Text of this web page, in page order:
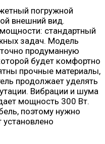
погружной
внешний вид.
стандартный
задач. Модель
продуманную
будет комфортно
прочные материалы,
продолжает уделять
Вибрации и шума
мощность 300 Вт.
поэтому нужно
установлено